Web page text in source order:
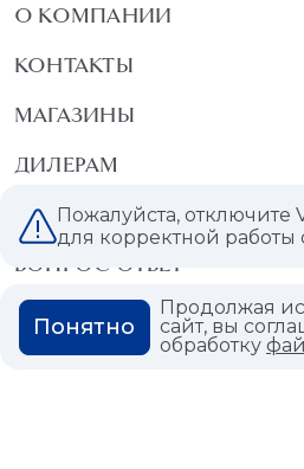
О КОМПАНИИ
КОНТАКТЫ
МАГАЗИНЫ
ДИЛЕРАМ
ВАКАНСИИ
ВОПРОС ОТВЕТ
ГЛОССАРИЙ
Пожалуйста, отключите
для корректной работы
Продолжая
сайт, вы
обработку
Понятно